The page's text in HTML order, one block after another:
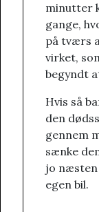
minutter
gange,
på tværs
virket,
begyndt
Hvis så
den
gennem
sænke
jo
egen bil.